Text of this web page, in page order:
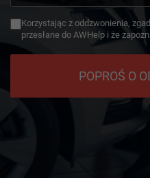
+49
Korzystając z oddzwonienia,
przesłane do AWHelp i że
POPROŚ O